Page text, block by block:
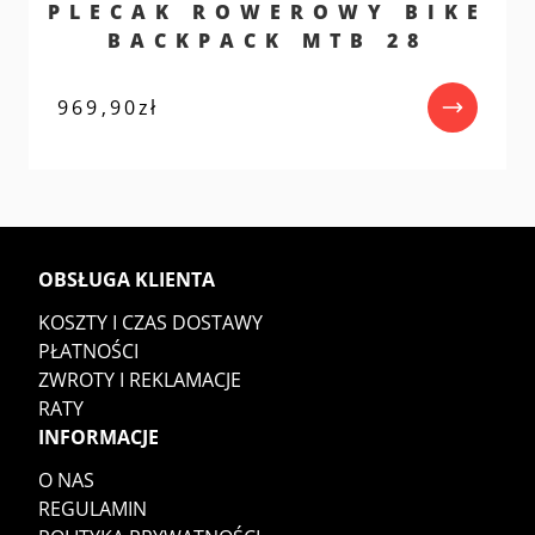
PLECAK ROWEROWY BIKE
BACKPACK MTB 28
969,90zł
OBSŁUGA KLIENTA
KOSZTY I CZAS DOSTAWY
PŁATNOŚCI
ZWROTY I REKLAMACJE
RATY
INFORMACJE
O NAS
REGULAMIN